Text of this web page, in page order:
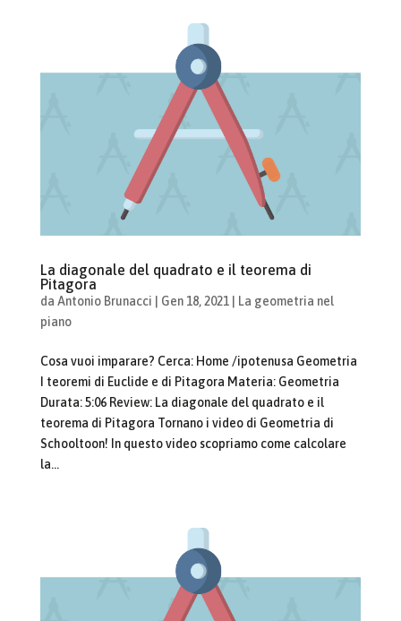
La diagonale del quadrato e il teorema di
Pitagora
da Antonio Brunacci Gen 18, 2021|
La geometria nel
piano
Cosa vuoi imparare? Cerca: Home /ipotenusa Geometria
I teoremi di Euclide e di Pitagora Materia: Geometria
Durata: 5:06 Review: La diagonale del quadrato e il
teorema di Pitagora Tornano i video di Geometria di
Schooltoon! In questo video scopriamo come calcolare
la...